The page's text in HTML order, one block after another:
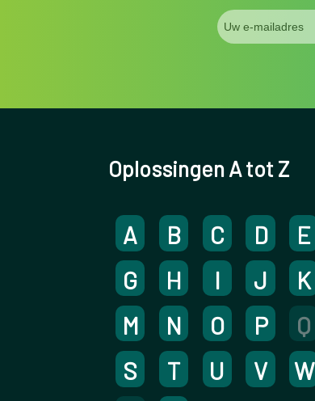
Oplossingen A tot Z
A B C D E
G
H I J K
M
N O P Q
S
T U V W